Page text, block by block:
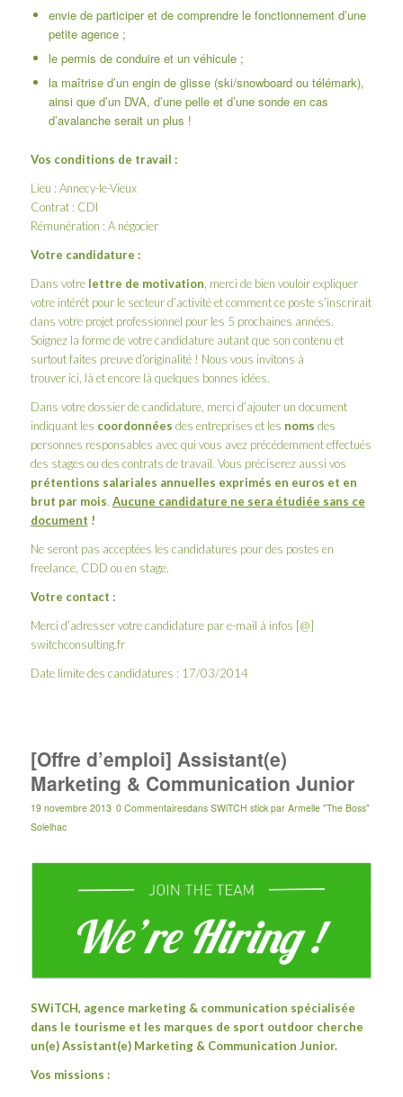
envie de participer et de comprendre le fonctionnement d’une
petite agence ;
le permis de conduire et un véhicule ;
la maîtrise d’un engin de glisse (ski/snowboard ou télémark),
ainsi que d’un DVA, d’une pelle et d’une sonde en cas
d’avalanche serait un plus !
Vos conditions de travail :
Lieu : Annecy-le-Vieux
Contrat : CDI
Rémunération : A négocier
Votre candidature :
Dans votre lettre de motivation , merci de bien vouloir expliquer
votre intérêt pour le secteur d’activité et comment ce poste s’inscrirait
dans votre projet professionnel pour les 5 prochaines années.
Soignez la forme de votre candidature autant que son contenu et
surtout faites preuve d’originalité ! Nous vous invitons à
trouver ici là etencore là quelques bonnes idées.
Dans votre dossier de candidature, merci d’ajouter un document
indiquant les coordonnées des entreprises et les noms des
personnes responsables avec qui vous avez précédemment effectués
des stages ou des contrats de travail. Vous préciserez aussi vos
prétentions salariales annuelles exprimés en euros et en
brut par mois. Aucune candidature ne sera étudiée sans ce
document !
Ne seront pas acceptées les candidatures pour des postes en
freelance, CDD ou en stage.
Votre contact :
Merci d’adresser votre candidature par e-mail à infos [@]
switchconsulting.fr
Date limite des candidatures : 17/03/2014
[Offre d’emploi] Assistant(e)
Marketing & Communication Junior
19 novembre 2013 0 Commentairesdans SWiTCH stick par Armelle "The Boss"
Solelhac
SWiTCH, agence marketing & communication spécialisée
dans le tourisme et les marques de sport outdoor cherche
un(e) Assistant(e) Marketing & Communication Junior.
Vos missions :